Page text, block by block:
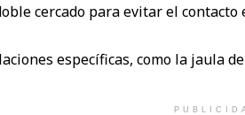
cercado para evitar el
específicas, como la jaula